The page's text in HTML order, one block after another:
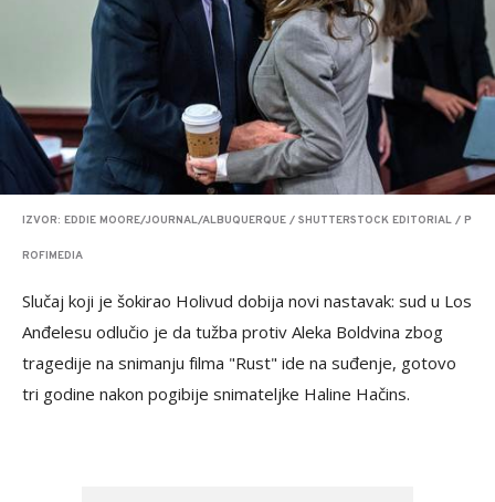
IZVOR: EDDIE MOORE/JOURNAL/ALBUQUERQUE / SHUTTERSTOCK EDITORIAL / P
ROFIMEDIA
Slučaj koji je šokirao Holivud dobija novi nastavak: sud u Los
Anđelesu odlučio je da tužba protiv Aleka Boldvina zbog
tragedije na snimanju filma "Rust" ide na suđenje, gotovo
tri godine nakon pogibije snimateljke Halinе Hačins.